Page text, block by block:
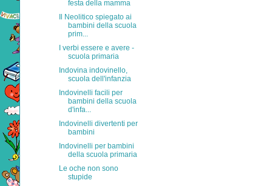
festa della mamma
Il Neolitico spiegato ai
bambini della scuola
prim...
I verbi essere e avere -
scuola primaria
Indovina indovinello,
scuola dell'infanzia
Indovinelli facili per
bambini della scuola
d'infa...
Indovinelli divertenti per
bambini
Indovinelli per bambini
della scuola primaria
Le oche non sono
stupide